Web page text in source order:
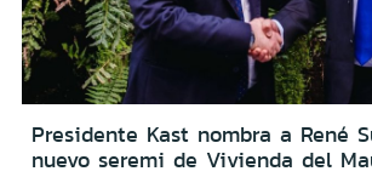
Presidente Kast nombra a René
nuevo seremi de Vivienda del